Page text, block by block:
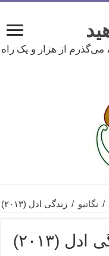
می‌گذرم از هزار و یک راه
/ نگاتیو / زندگی ادل (۲۰۱۳)
ادل (۲۰۱۳)